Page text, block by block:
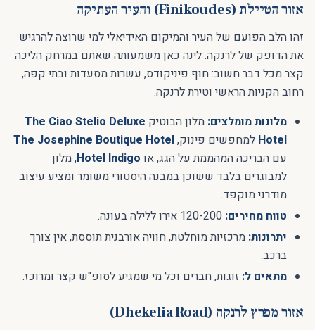
אזור הטיילת (Finikoudes) והעיר העתיקה
זהו הלב הפועם של העיר והמיקום האידיאלי למי שרוצה להרגיש
את הדופק של לרנקה. לינה כאן משמעותה שאתם במרחק הליכה
קצר מכל דבר חשוב: חוף פיניקודס, עשרות מסעדות ובתי קפה,
רחוב הקניות הראשי וטירת לרנקה.
מלונות מומלצים: מלון הבוטיק The Ciao Stelio Deluxe
Hotel למחפשים פינוק,The Josephine Boutique Hotel
עם הבריכה המהממת על הגג, או Hotel Indigo, מלון
למבוגרים בלבד ששוכן במבנה היסטורי משומר ומציע עיצוב
מודרני מוקפד.
טווח מחירים:
יתרונות: מרכזיות מוחלטת, חוויה אורבנית תוססת, אין צורך
ברכב.
מתאים ל: זוגות, חברים וכל מי שמגיע לסופ"ש קצר ומרוכז.
אזור מפרץ לרנקה (Dhekelia Road)